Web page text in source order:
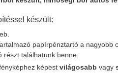
készült:
papírpénztartó a nagyobb
részt találhatunk benne.
képest világosabb vagy